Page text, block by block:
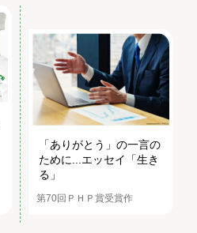
「ありがとう」の一言の
ために...エッセイ「生き
る」
第70回ＰＨＰ賞受賞作